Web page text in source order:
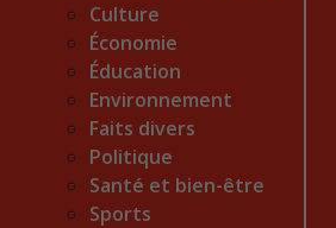
Culture
Économie
Éducation
Environnement
Faits divers
Politique
Santé et bien-être
Sports